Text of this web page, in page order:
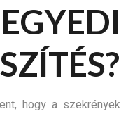
hogy a szekrények